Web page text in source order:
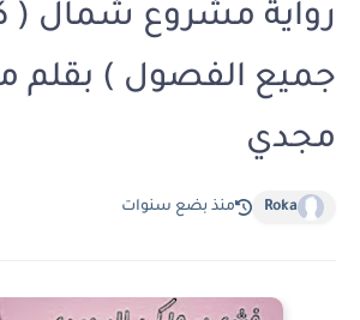
رواية مشروع شمال (
جميع الفصول )
مجدي
Roka منذ بضع سنوات